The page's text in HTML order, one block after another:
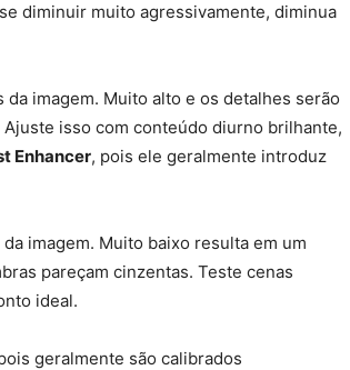
diminuir muito agressivamente, diminua
imagem. Muito alto e os detalhes serão
isso com conteúdo diurno brilhante,
Enhancer, pois ele geralmente introduz
imagem. Muito baixo resulta em um
pareçam cinzentas. Teste cenas
ideal.
geralmente são calibrados